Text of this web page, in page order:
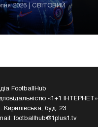
2026 | СВІТОВИЙ
FootballHub
«1+1 ІНТЕРНЕТ»
Кирилівська, буд. 23
footballhub@1plus1.tv